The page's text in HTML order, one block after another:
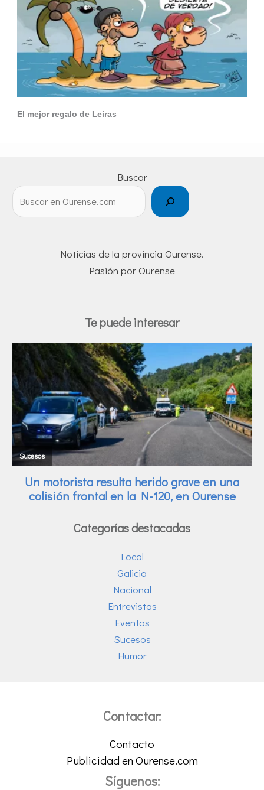
El mejor regalo de Leiras
Buscar
Noticias de la provincia Ourense.
Pasión por Ourense
Te puede interesar
Categorías destacadas
Local
Galicia
Nacional
Entrevistas
Eventos
Sucesos
Humor
Contactar:
Contacto
Publicidad en Ourense.com
Síguenos: